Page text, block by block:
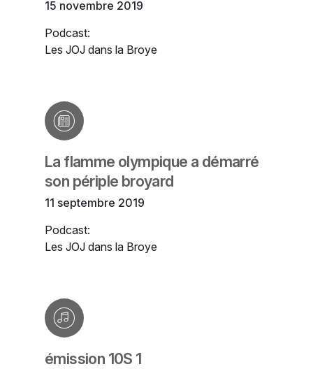
15 novembre 2019
Podcast:
Les JOJ dans la Broye
La flamme olympique a démarré
son périple broyard
11 septembre 2019
Podcast:
Les JOJ dans la Broye
émission 10S 1